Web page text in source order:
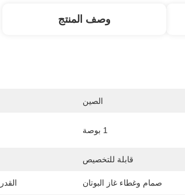
وصف المنتج
الصين
1 بوصة
قابلة للتخصيص
صمام وغطاء غاز البوتان